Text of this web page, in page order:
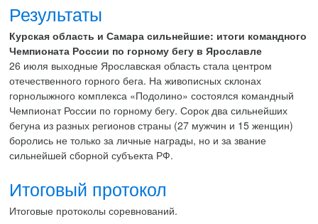
Результаты
Курская область и Самара сильнейшие: итоги командного
Чемпионата России по горному бегу в Ярославле
26 июля выходные Ярославская область стала центром
отечественного горного бега. На живописных склонах
горнолыжного комплекса «Подолино» состоялся командный
Чемпионат России по горному бегу. Сорок два сильнейших
бегуна из разных регионов страны (27 мужчин и 15 женщин)
боролись не только за личные награды, но и за звание
сильнейшей сборной субъекта РФ.
Итоговый протокол
Итоговые протоколы соревнований.